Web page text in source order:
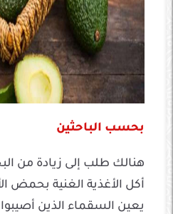
بحسب الباحثين
هنالك طلب إلى زيادة من
أكل الأغذية الغنية بحمض
يعين السقماء الذين أصيبوا